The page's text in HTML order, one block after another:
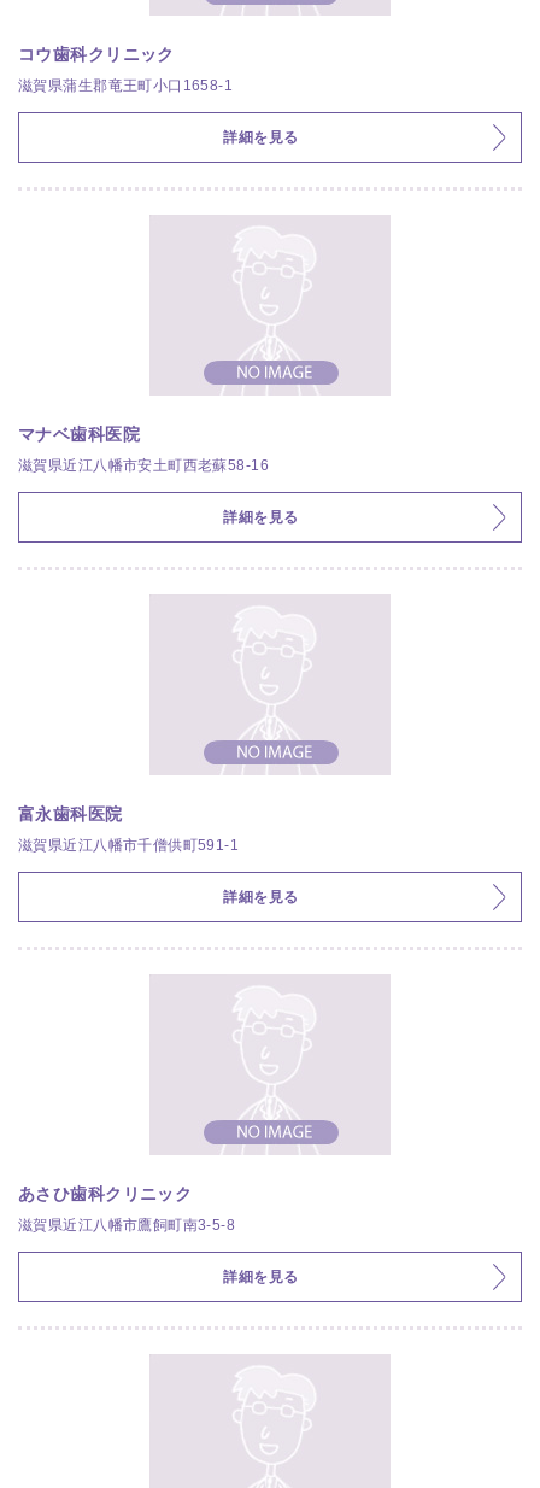
コウ歯科クリニック
滋賀県蒲生郡竜王町小口1658-1
詳細を見る
マナベ歯科医院
滋賀県近江八幡市安土町西老蘇58-16
詳細を見る
富永歯科医院
滋賀県近江八幡市千僧供町591-1
詳細を見る
あさひ歯科クリニック
滋賀県近江八幡市鷹飼町南3-5-8
詳細を見る